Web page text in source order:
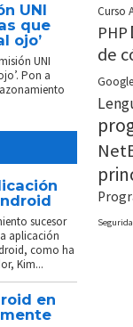
UNI
que
ojo’
UNI
Pon a
sucesor
aplicación
como ha
Kim...
en
Curso
PHP
de
Google